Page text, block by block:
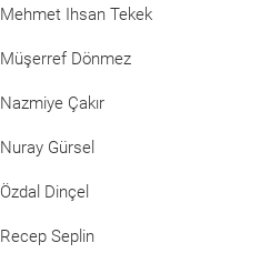
Mehmet Ihsan Tekek
Müşerref Dönmez
Nazmiye Çakır
Nuray Gürsel
Özdal Dinçel
Recep Seplin